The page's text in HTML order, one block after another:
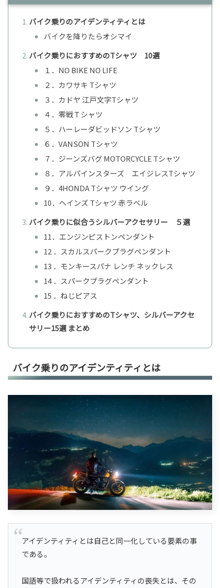
バイク乗りのアイデンティティとは
バイクを降りたらオシマイ
バイク乗りにおすすめのTシャツ 10選
１．NO BIKE NO LIFE
２．カワサキ Tシャツ
３．カドヤ 江戸文字Tシャツ
４．零戦Ｔシャツ
５．ハーレーダビッドソン Tシャツ
６．VANSON Tシャツ
７．ジーンズバグ MOTORCYCLE Tシャツ
８．アルパインスターズ エイジレスTシャツ
９．4HONDA Tシャツ ウイング
10．ヘインズ Tシャツ 赤ラベル
バイク乗りに似合うシルバーアクセサリー ５選
11．エンジンピストンペンダント
12 ．スカルスパークプラグペンダント
13 ．モンキースパナ レンチ ネックレス
14 ．スパークプラグペンダント
15 ．ねじピアス
バイク乗りにおすすめのTシャツ、シルバーアクセ
サリー15選 まとめ
バイク乗りのアイデンティティとは
アイデンティティとは自己と同一化している要素の事
である。
国語等で扱われるアイデンティティの喪失とは、その